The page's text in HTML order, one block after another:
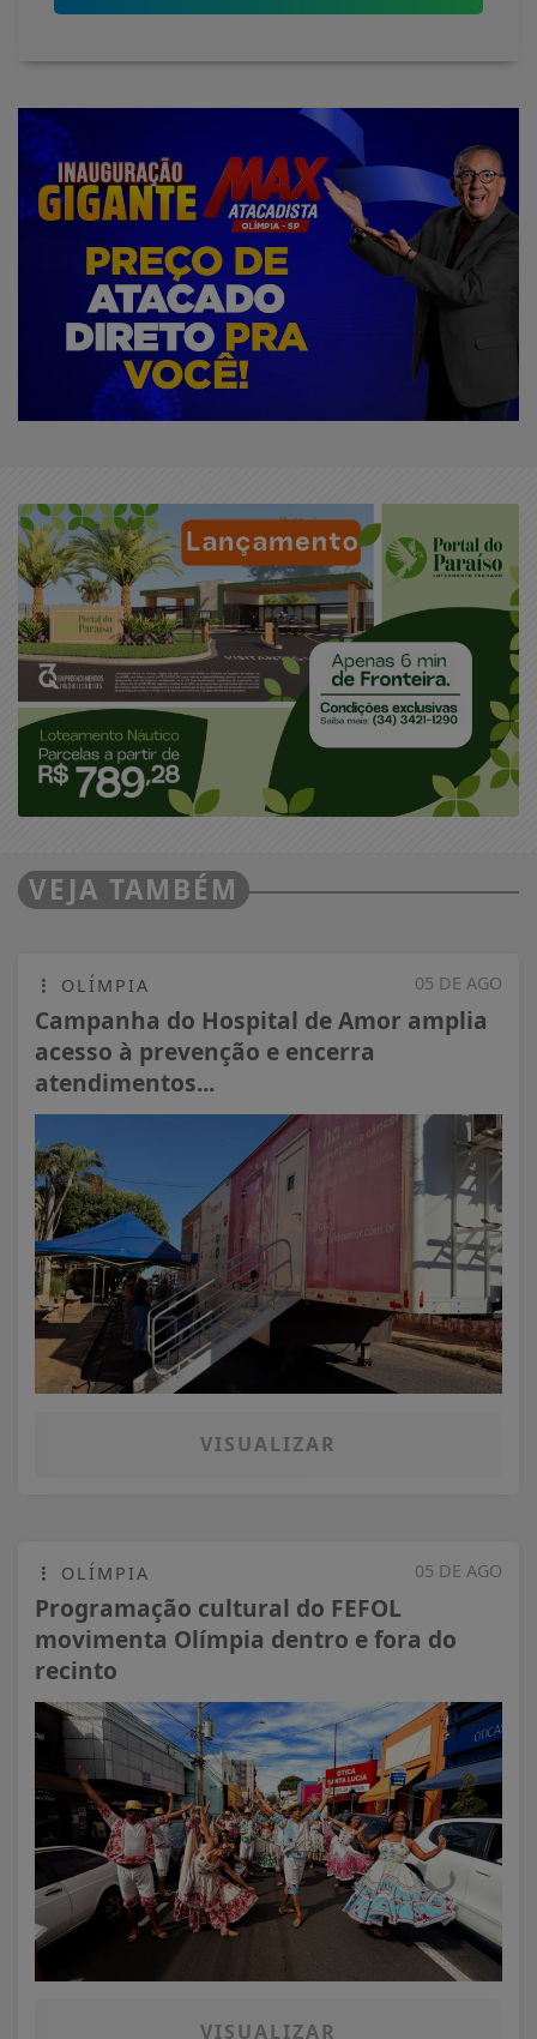
VEJA TAMBÉM
05 DE AGO
OLÍMPIA
Campanha do Hospital de Amor amplia
acesso à prevenção e encerra
atendimentos...
VISUALIZAR
05 DE AGO
OLÍMPIA
Programação cultural do FEFOL
movimenta Olímpia dentro e fora do
recinto
VISUALIZAR